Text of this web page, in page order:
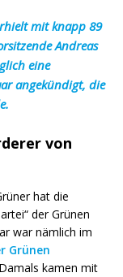
mit knapp 89
Andreas
eine
angekündigt, die
von
hat die
der Grünen
war nämlich im
Grünen
kamen mit